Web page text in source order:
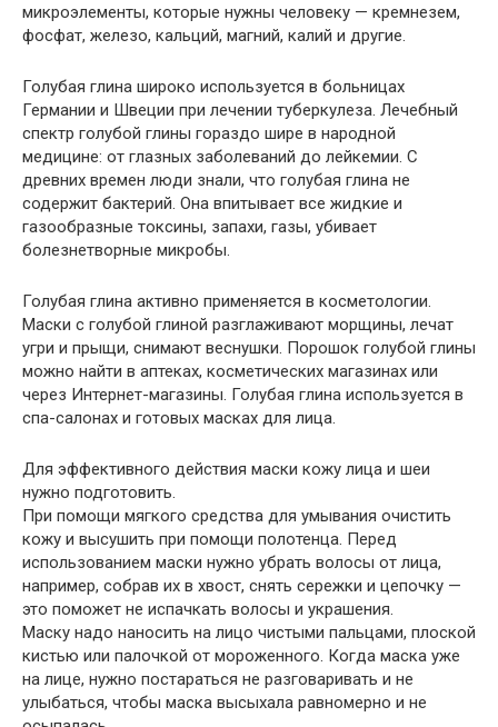
микроэлементы, которые нужны человеку — кремнезем,
фосфат, железо, кальций, магний, калий и другие.
Голубая глина широко используется в больницах
Германии и Швеции при лечении туберкулеза. Лечебный
спектр голубой глины гораздо шире в народной
медицине: от глазных заболеваний до лейкемии. С
древних времен люди знали, что голубая глина не
содержит бактерий. Она впитывает все жидкие и
газообразные токсины, запахи, газы, убивает
болезнетворные микробы.
Голубая глина активно применяется в косметологии.
Маски с голубой глиной разглаживают морщины, лечат
угри и прыщи, снимают веснушки. Порошок голубой глины
можно найти в аптеках, косметических магазинах или
через Интернет-магазины. Голубая глина используется в
спа-салонах и готовых масках для лица.
Для эффективного действия маски кожу лица и шеи
нужно подготовить.
При помощи мягкого средства для умывания очистить
кожу и высушить при помощи полотенца. Перед
использованием маски нужно убрать волосы от лица,
например, собрав их в хвост, снять сережки и цепочку —
это поможет не испачкать волосы и украшения.
Маску надо наносить на лицо чистыми пальцами, плоской
кистью или палочкой от мороженного. Когда маска уже
на лице, нужно постараться не разговаривать и не
улыбаться, чтобы маска высыхала равномерно и не